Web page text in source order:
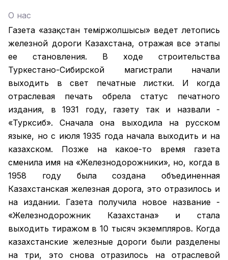
О нас
Газета «Қазақстан теміржолшысы» ведет летопись
железной дороги Казахстана, отражая все этапы
ее становления. В ходе строительства
Туркестано-Сибирской магистрали начали
выходить в свет печатные листки. И когда
отраслевая печать обрела статус печатного
издания, в 1931 году, газету так и назвали -
«Турксиб». Сначала она выходила на русском
языке, но с июля 1935 года начала выходить и на
казахском. Позже на какое-то время газета
сменила имя на «Железнодорожники», но, когда в
1958 году была создана объединенная
Казахстанская железная дорога, это отразилось и
на издании. Газета получила новое название -
«Железнодорожник Казахстана» и стала
выходить тиражом в 10 тысяч экземпляров. Когда
казахстанские железные дороги были разделены
на три, это снова отразилось на отраслевой